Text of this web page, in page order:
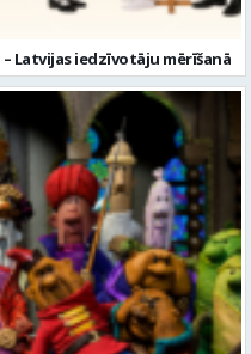
Latvijas iedzīvotāju mērīšanā